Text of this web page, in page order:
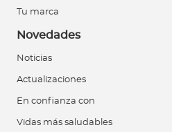
Tu marca
Novedades
Noticias
Actualizaciones
En confianza con
Vidas más saludables